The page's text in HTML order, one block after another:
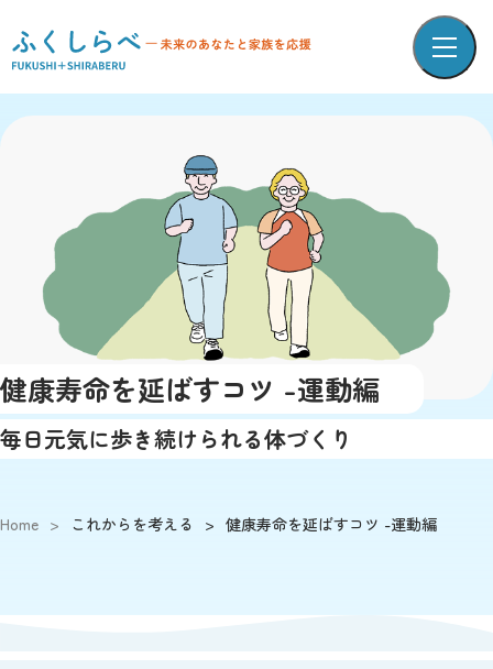
健康寿命を延ばすコツ -運動編
毎日元気に歩き続けられる体づくり
Home > これからを考える > 健康寿命を延ばすコツ -運動編